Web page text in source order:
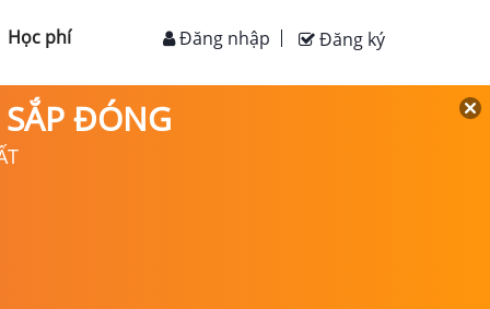
Học phí Đăng ký
Đăng nhập
ĐÓNG